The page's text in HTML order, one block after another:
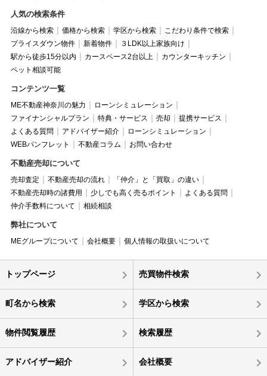
人気の検索条件
沿線から検索 価格から検索 学区から検索
こだわり条件で検索
プライスダウン物件
新着物件
３LDK以上家族向け
駅から徒歩15分以内
カースペース2台以上
カウンターキッチン
ペット相談可能
コンテンツ一覧
ME不動産神奈川の魅力
ローンシミュレーション
ファイナンシャルプラン
特典・サービス 売却
提携サービス
よくある質問
アドバイザー紹介
ローンシミュレーション
WEBパンフレット
不動産コラム お問い合わせ
不動産売却について
売却査定 不動産売却の流れ
「仲介」と「買取」の違い
不動産売却時の諸費用
少しでも高く売るポイント
よくある質問
仲介手数料について
相続相談
弊社について
MEグループについて 会社概要 個人情報の取扱いについて
トップページ 売買物件検索
町名から検索 学区から検索
物件閲覧履歴 検索履歴
アドバイザー紹介 会社概要